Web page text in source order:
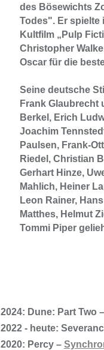
des Bösewichts
Todes". Er spielte
Kultfilm „Pulp
Christopher
Oscar für die
Seine deutsche
Frank Glaubrecht
Berkel, Erich
Joachim
Paulsen, Frank-
Riedel, Christian
Gerhart Hinze,
Mahlich, Heiner
Leon Rainer,
Matthes, Helmut
Tommi Piper
2024: Dune: Part Two –
2022 - heute:
2020: Percy –